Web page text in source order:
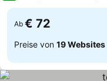
Ab € 72
Preise von 19 Websites